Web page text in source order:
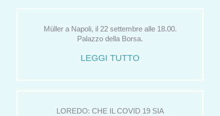
Müller a Napoli, il 22 settembre alle 18.00.
Palazzo della Borsa.
LEGGI TUTTO
LOREDO: CHE IL COVID 19 SIA